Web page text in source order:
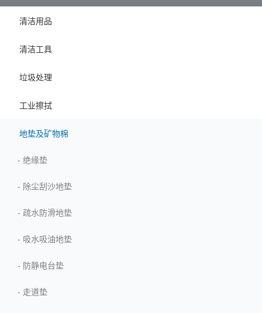
清洁用品
清洁工具
垃圾处理
工业擦拭
地垫及矿物棉
- 绝缘垫
- 除尘刮沙地垫
- 疏水防滑地垫
- 吸水吸油地垫
- 防静电台垫
- 走道垫